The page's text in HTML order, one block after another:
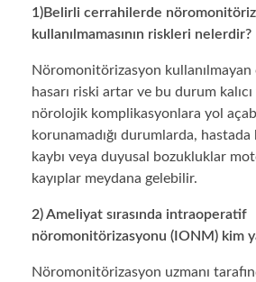
1)Belirli cerrahilerde
kullanılmamasının riskleri nelerdir?
Nöromonitörizasyon
hasarı riski artar ve bu durum
nörolojik komplikasyonlara yol
korunamadığı durumlarda, hastada
kaybı veya duyusal bozukluklar
kayıplar meydana gelebilir.
2) Ameliyat sırasında intraoperatif
nöromonitörizasyonu (IONM) kim
Nöromonitörizasyon uzmanı